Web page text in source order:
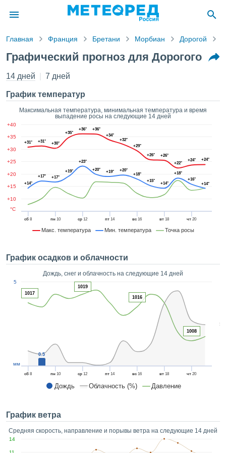
Вы можете
к этому
файлы
доступ
собранной
позволяет
основе.
и
как
и наших
которые
ПРИНЯТЬ
Главная Франция Бретани Морбиан Дорогой
Графический прогноз для Дорогого
14 дней 7 дней
График температур
Максимальная температура, минимальная температура и время
выпадение росы на следующие 14 дней
Макс. температура Мин. температура Точка росы
сб 8 пн10 ср 12 пт 14 вс 16 вт 18 чт 20
+10
+15
+20
+25
+30
+35
+40
°C
+31° +31° +30°
+35°
+36°
+36°
+34°
+32°
+29°
+26°
+26°
+22°
+24° +24°
+14°
+17° +17°
+19°
+23°
+20°
+19°
+20°
+18°
+15°
+14°
+18°
+16°
+14°
График осадков и облачности
Дождь, снег и облачность на следующие 14 дней
Дождь Облачность (%) Давление
50
сб 8 пн10 ср 12 пт 14 вс 16 вт 18 чт 20
5
мм
0.5
1017
1019
1016
1008
График ветра
Средняя скорость, направление и порывы ветра на следующие 14 дней
14